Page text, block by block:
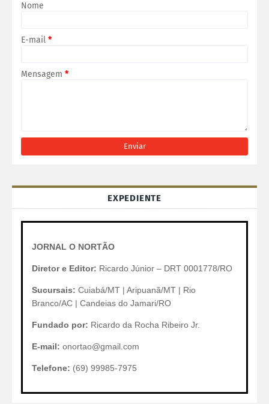
Nome
E-mail *
Mensagem *
EXPEDIENTE
JORNAL O NORTÃO
Diretor e Editor: Ricardo Júnior – DRT 0001778/RO
Sucursais: Cuiabá/MT | Aripuanã/MT | Rio
Branco/AC | Candeias do Jamari/RO
Fundado por: Ricardo da Rocha Ribeiro Jr.
E-mail: onortao@gmail.com
Telefone: (69) 99985-7975